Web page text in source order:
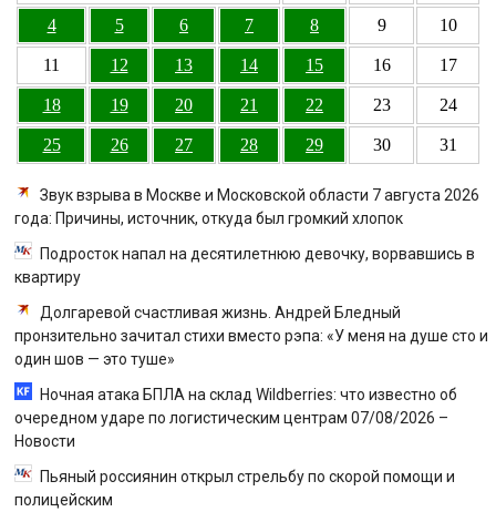
4 5 6 7 8 9 10
11 12 13 14 15 16 17
18 19 20 21 22 23 24
25 26 27 28 29 30 31
Звук взрыва в Москве и Московской области 7 августа 2026
года: Причины, источник, откуда был громкий хлопок
Подросток напал на десятилетнюю девочку, ворвавшись в
квартиру
Долгаревой счастливая жизнь. Андрей Бледный
пронзительно зачитал стихи вместо рэпа: «У меня на душе сто и
один шов — это туше»
Ночная атака БПЛА на склад Wildberries: что известно об
очередном ударе по логистическим центрам 07/08/2026 –
Новости
Пьяный россиянин открыл стрельбу по скорой помощи и
полицейским